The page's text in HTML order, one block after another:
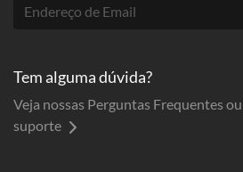
Tem alguma dúvida?
Veja nossas Perguntas Frequentes
suporte